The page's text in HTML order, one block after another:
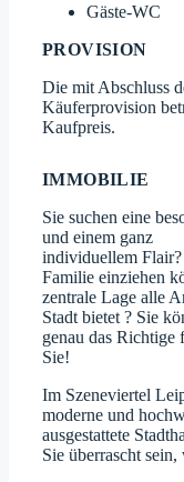
Gäste-WC
PROVISION
Die mit Abschluss
Käuferprovision
Kaufpreis.
IMMOBILIE
Sie suchen eine
und einem ganz
individuellem
Familie einziehen
zentrale Lage alle
Stadt bietet ? Sie
genau das Richtige
Sie!
Im Szeneviertel
moderne und
ausgestattete
Sie überrascht